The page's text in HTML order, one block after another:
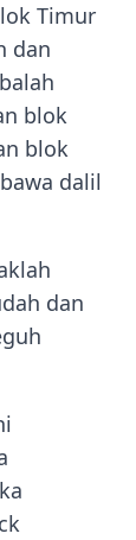
Timur
dan
blok
blok
dalil
dan